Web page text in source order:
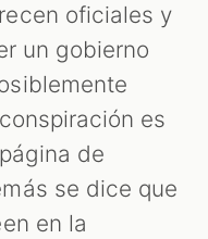
oficiales y
un gobierno
es
de
se dice que
en la